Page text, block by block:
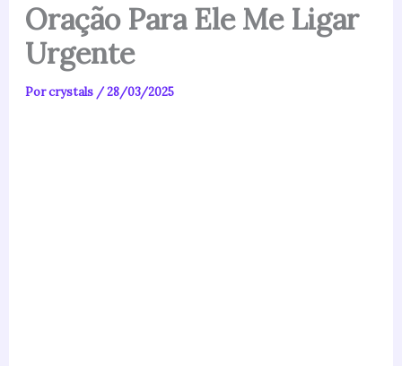
Oração Para Ele Me Ligar
Urgente
Porcrystals /28/03/2025